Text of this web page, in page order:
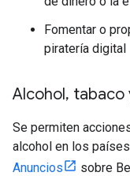
Fomentar o
piratería digital
Alcohol, tabaco
Se permiten
alcohol en los
Anuncios
sobre